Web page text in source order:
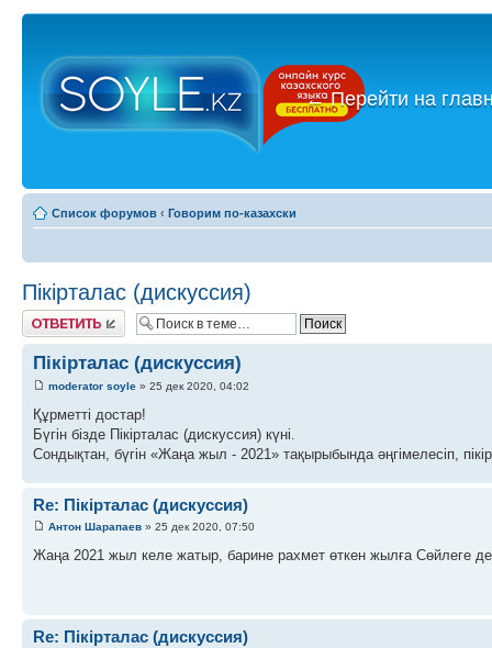
←Перейти на
Список форумов ‹ Говорим по-казахски
Пікірталас (дискуссия)
Ответить
Пікірталас (дискуссия)
moderator soyle » 25 дек 2020, 04:02
Құрметті достар!
Бүгін бізде Пікірталас (дискуссия) күні.
Сондықтан, бүгін «Жаңа жыл - 2021» тақырыбында әңгімелесіп,
Re: Пікірталас (дискуссия)
Антон Шарапаев » 25 дек 2020, 07:50
Жаңа 2021 жыл келе жатыр, барине рахмет өткен жылға Сөйлеге де
Re: Пікірталас (дискуссия)